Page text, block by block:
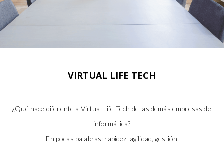
VIRTUAL LIFE TECH
¿Qué hace diferente a Virtual Life Tech de las demás empresas de
informática?
En pocas palabras: rapidez, agilidad, gestión